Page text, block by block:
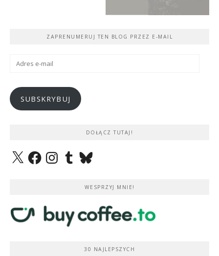
ZAPRENUMERUJ TEN BLOG PRZEZ E-MAIL
Adres
SUBSKRYBUJ
DOŁĄCZ TUTAJ!
X FacebookInstagramTumblrBluesky
WESPRZYJ MNIE!
30 NAJLEPSZYCH